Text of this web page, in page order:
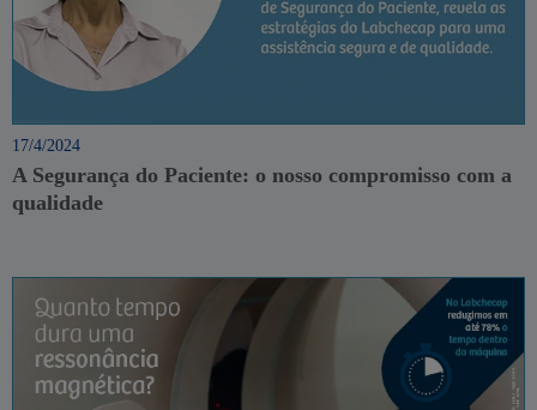
17/4/2024
A Segurança do Paciente: o nosso compromisso com a
qualidade